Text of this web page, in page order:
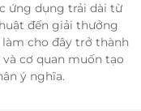
ứng dụng trải dài từ
đến giải thưởng
làm cho đây trở thành
cơ quan muốn tạo
ý nghĩa.